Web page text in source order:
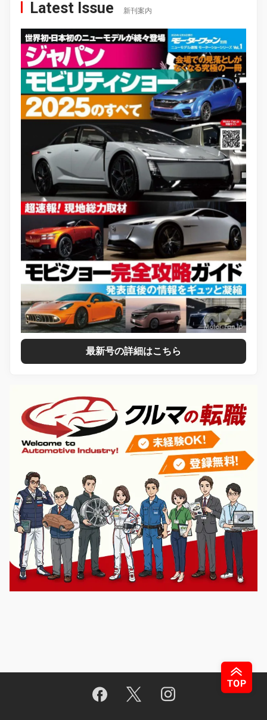
Latest Issue 新刊案内
最新号の詳細はこちら